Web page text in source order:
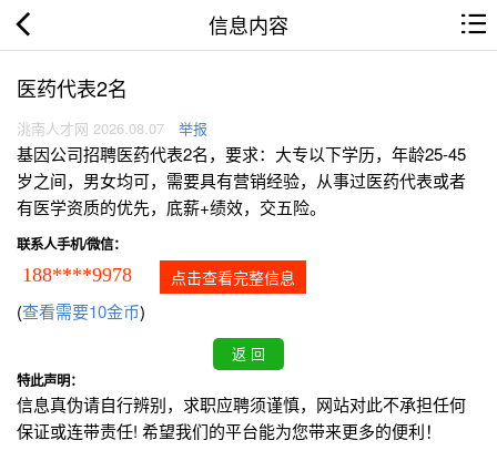
信息内容
医药代表2名
洮南人才网 2026.08.07 举报
基因公司招聘医药代表2名，要求：大专以下学历，年龄25-45
岁之间，男女均可，需要具有营销经验，从事过医药代表或者
有医学资质的优先，底薪+绩效，交五险。
联系人手机/微信：
188****9978 点击查看完整信息
(查看需要10金币)
特此声明：
信息真伪请自行辨别，求职应聘须谨慎，网站对此不承担任何
保证或连带责任! 希望我们的平台能为您带来更多的便利！